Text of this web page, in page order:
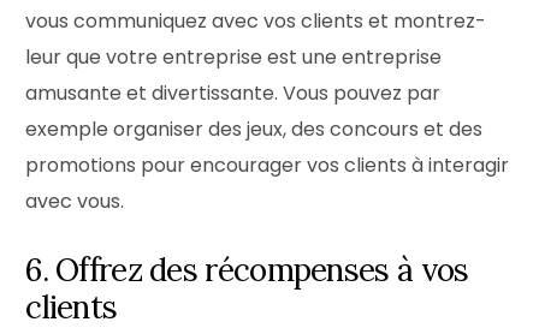
vous communiquez avec vos clients et montrez-
leur que votre entreprise est une entreprise
amusante et divertissante. Vous pouvez par
exemple organiser des jeux, des concours et des
promotions pour encourager vos clients à interagir
avec vous.
6. Offrez des récompenses à vos
clients